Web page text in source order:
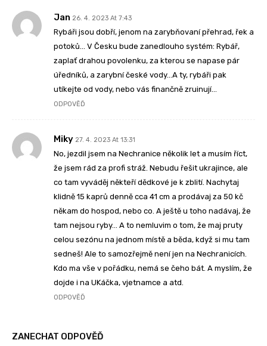
Jan 26. 4. 2023 At 7:43
Rybáři jsou dobří, jenom na zarybňovaní přehrad, řek a
potoků… V Česku bude zanedlouho systém: Rybář,
zaplať drahou povolenku, za kterou se napase pár
úředníků, a zarybní české vody…A ty, rybáři pak
utíkejte od vody, nebo vás finančně zruinují…
ODPOVĚĎ
Miky 27. 4. 2023 At 13:31
No, jezdil jsem na Nechranice několik let a musím říct,
že jsem rád za profi stráž. Nebudu řešit ukrajince, ale
co tam vyváděj někteří dědkové je k zblití. Nachytaj
klidně 15 kaprů denně cca 41 cm a prodávaj za 50 kč
někam do hospod, nebo co. A ještě u toho nadávaj, že
tam nejsou ryby… A to nemluvim o tom, že maj pruty
celou sezónu na jednom místě a běda, když si mu tam
sedneš! Ale to samozřejmě není jen na Nechranicích.
Kdo ma vše v pořádku, nemá se čeho bát. A myslím, že
dojde i na UKáčka, vjetnamce a atd.
ODPOVĚĎ
ZANECHAT ODPOVĚĎ